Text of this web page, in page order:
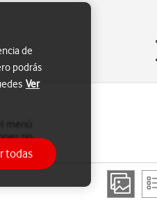
sin
de
podrás
Ver
todas